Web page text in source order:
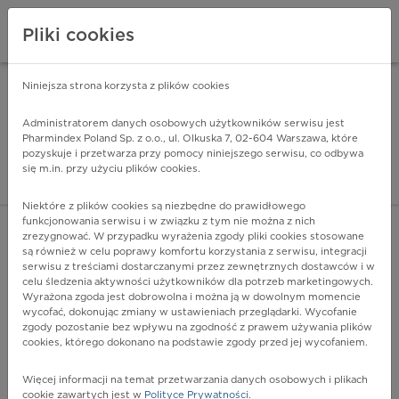
Pharmindex - lider
ZALOGUJ SIĘ
L03.2 - Zapalenie tkanki łącznej twarzy
Więcej na lekiicd10.pl
Pliki cookies
Niniejsza strona korzysta z plików cookies
Administratorem danych osobowych użytkowników serwisu jest
Pharmindex Poland Sp. z o.o., ul. Olkuska 7, 02-604 Warszawa, które
pozyskuje i przetwarza przy pomocy niniejszego serwisu, co odbywa
się m.in. przy użyciu plików cookies.
Niektóre z plików cookies są niezbędne do prawidłowego
funkcjonowania serwisu i w związku z tym nie można z nich
zrezygnować. W przypadku wyrażenia zgody pliki cookies stosowane
są również w celu poprawy komfortu korzystania z serwisu, integracji
serwisu z treściami dostarczanymi przez zewnętrznych dostawców i w
celu śledzenia aktywności użytkowników dla potrzeb marketingowych.
Wyrażona zgoda jest dobrowolna i można ją w dowolnym momencie
wycofać, dokonując zmiany w ustawieniach przeglądarki. Wycofanie
zgody pozostanie bez wpływu na zgodność z prawem używania plików
cookies, którego dokonano na podstawie zgody przed jej wycofaniem.
Więcej informacji na temat przetwarzania danych osobowych i plikach
cookie zawartych jest w Polityce Prywatności.
ZA DARMO - w Google Play INSTALUJ